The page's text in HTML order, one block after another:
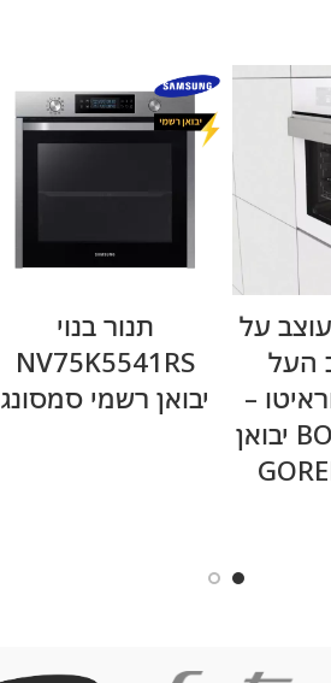
על
העל
–
BO758ORAW יבואן
תנור בנוי
NV75K5541RS
יבואן רשמי סמסונג